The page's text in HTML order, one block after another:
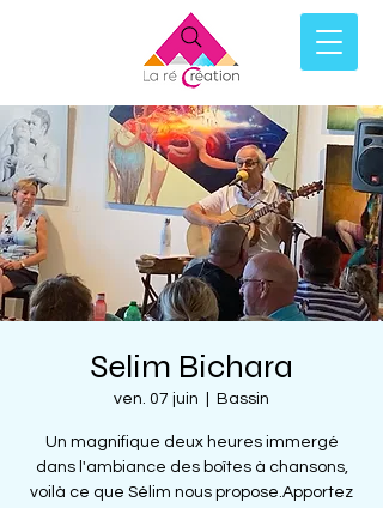
Selim Bichara
ven. 07 juin Bassin
Un magnifique deux heures immergé
dans l'ambiance des boîtes à chansons,
voilà ce que Sélim nous propose.Apportez